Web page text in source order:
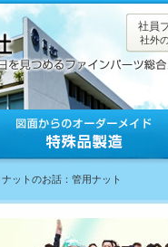
社員
社外
ナットのお話：管用ナット